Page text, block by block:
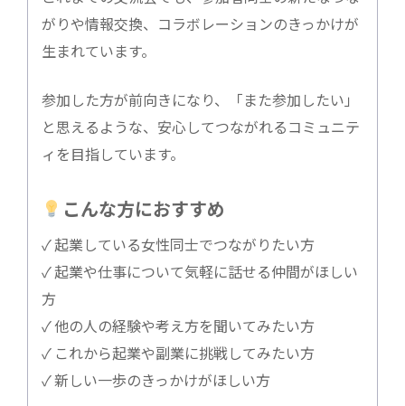
がりや情報交換、コラボレーションのきっかけが
生まれています。
参加した方が前向きになり、「また参加したい」
と思えるような、安心してつながれるコミュニテ
ィを目指しています。
こんな方におすすめ
✓ 起業している女性同士でつながりたい方
✓ 起業や仕事について気軽に話せる仲間がほしい
方
✓ 他の人の経験や考え方を聞いてみたい方
✓ これから起業や副業に挑戦してみたい方
✓ 新しい一歩のきっかけがほしい方